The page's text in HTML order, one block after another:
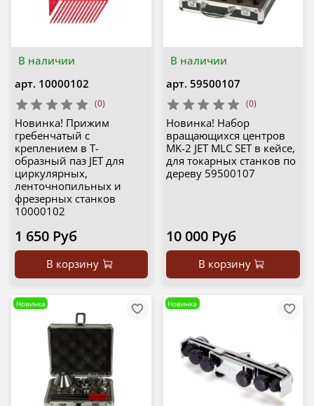
В наличии
арт. 10000102
(0)
Новинка! Прижим
гребенчатый с
креплением в Т-
образный паз JET для
циркулярных,
ленточнопильных и
фрезерных станков
10000102
1 650 Руб
В корзину
В наличии
арт. 59500107
(0)
Новинка! Набор
вращающихся центров
MK-2 JET MLC SET в кейсе,
для токарных станков по
дереву 59500107
10 000 Руб
В корзину
Новинка Новинка